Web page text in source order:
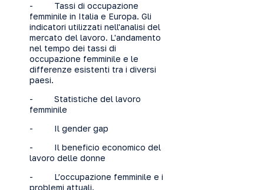
- Tassi di occupazione
femminile in Italia e Europa. Gli
indicatori utilizzati nell'analisi del
mercato del lavoro. L'andamento
nel tempo dei tassi di
occupazione femminile e le
differenze esistenti tra i diversi
paesi.
- Statistiche del lavoro
femminile
- Il gender gap
- Il beneficio economico del
lavoro delle donne
- L’occupazione femminile e i
problemi attuali.